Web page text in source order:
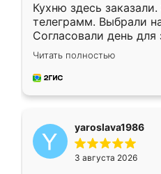
Кухню здесь
телеграмм. Выбрали
Согласовали день
недели кухня была
довольны работой.
мебель за
Читать полностью
yaroslava1986
3 августа 2026